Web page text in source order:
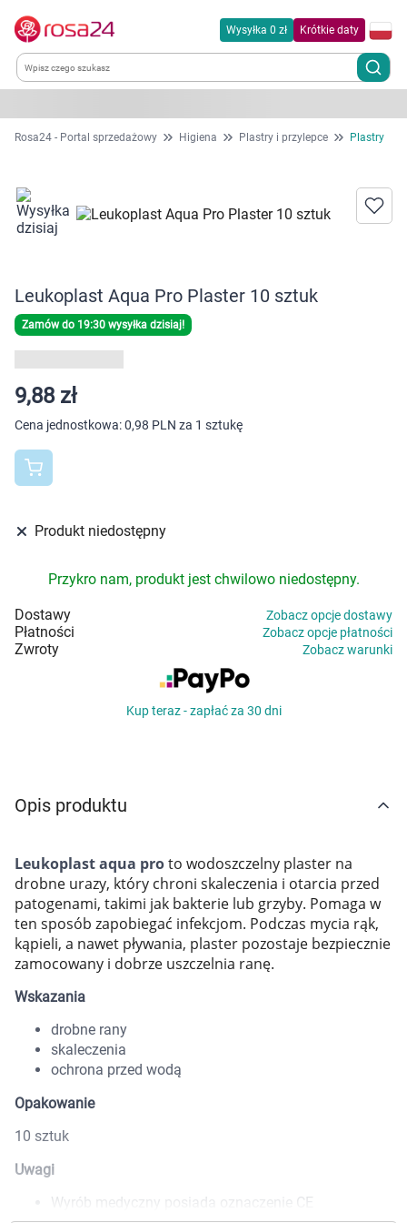
Wysyłka 0 zł Krótkie daty
Kategorie
Dla zwierząt
Zdrowie
Dziecko
Higiena
Zabawki
Rosa24 - Portal sprzedażowy Higiena Plastry i przylepce Plastry
Leukoplast Aqua Pro Plaster 10 sztuk
Zamów do 19:30 wysyłka dzisiaj!
9,88 zł
Cena jednostkowa:0,98 PLN za 1 sztukę
Produkt niedostępny
Przykro nam, produkt jest chwilowo niedostępny.
Dostawy Zobacz opcje dostawy
Płatności Zobacz opcje płatności
Zwroty Zobacz warunki
Kup teraz - zapłać za 30 dni
Opis produktu
Leukoplast aqua proto wodoszczelny plaster na
drobne urazy, który chroni skaleczenia i otarcia przed
patogenami, takimi jak bakterie lub grzyby. Pomaga w
ten sposób zapobiegać infekcjom. Podczas mycia rąk,
kąpieli, a nawet pływania, plaster pozostaje bezpiecznie
zamocowany i dobrze uszczelnia ranę.
Wskazania
drobne rany
skaleczenia
ochrona przed wodą
Opakowanie
10 sztuk
Uwagi
Wyrób medyczny posiada oznaczenie CE